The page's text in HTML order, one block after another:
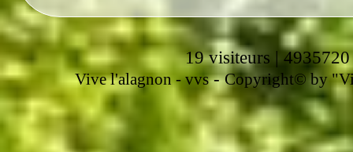
19 visiteurs | 4935720
Vive l'alagnon -vvs-Copyright© by